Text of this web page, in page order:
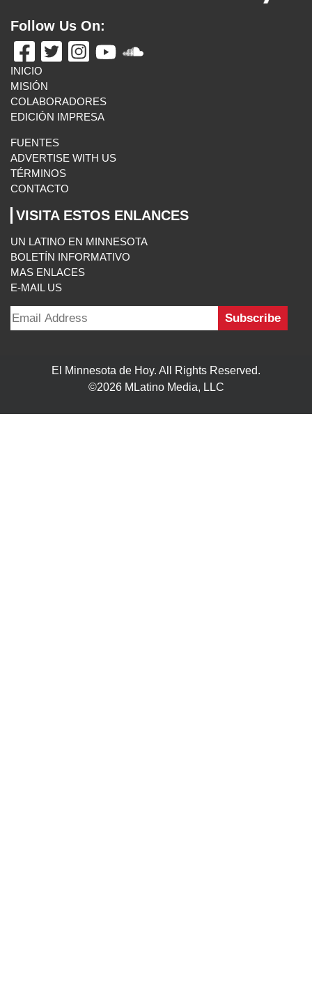
Follow Us On:
INICIO
MISIÓN
COLABORADORES
EDICIÓN IMPRESA
FUENTES
ADVERTISE WITH US
TÉRMINOS
CONTACTO
VISITA ESTOS ENLANCES
UN LATINO EN MINNESOTA
BOLETÍN INFORMATIVO
MAS ENLACES
E-MAIL US
El Minnesota de Hoy. All Rights Reserved.
©2026 MLatino Media, LLC